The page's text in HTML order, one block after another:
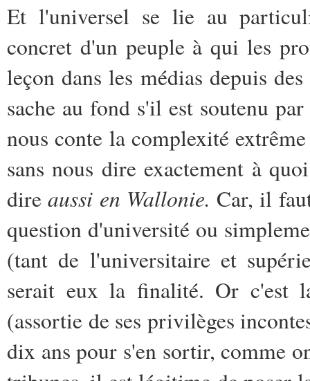
Et l'universel se lie au
concret d'un peuple à qui les
leçon dans les médias depuis
sache au fond s'il est soutenu
nous conte la complexité extrême
sans nous dire exactement à
dire aussi en Wallonie. Car, il
question d'université ou
(tant de l'universitaire et
serait eux la finalité. Or c'est
(assortie de ses privilèges
dix ans pour s'en sortir, comme